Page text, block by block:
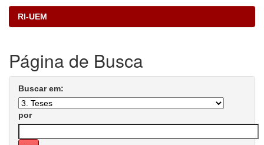
RI-UEM
Página de Busca
Buscar em:
por